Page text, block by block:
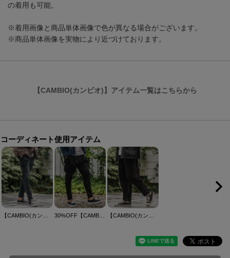
の着用も可能。
※着用画像と商品単体画像で色が異なる場合がございます。
※商品単体画像を実物により近づけております。
【CAMBIO(カンビオ)】アイテム一覧はこちらから
コーディネート使用アイテム